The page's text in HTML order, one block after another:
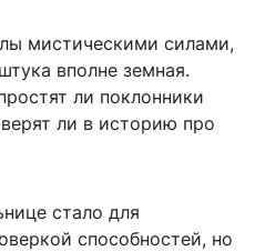
мистическими силами,
вполне земная.
ли поклонники
ли в историю про
стало для
способностей, но